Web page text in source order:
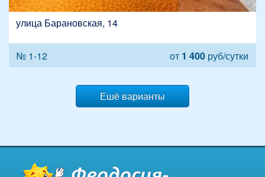
улица Барановская, 14
№ 1-12 от 1 400 руб/сутки
Ешё варианты